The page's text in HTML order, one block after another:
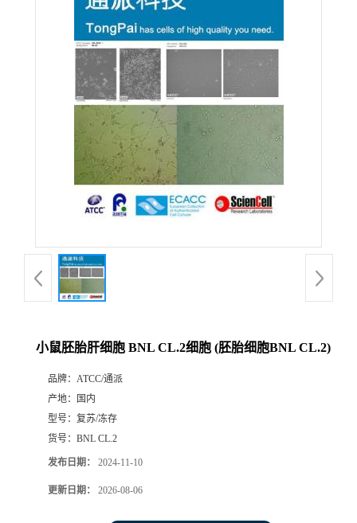
小鼠胚胎肝细胞 BNL CL.2细胞 (胚胎细胞BNL CL.2)
品牌： ATCC/通派
产地：
国内
型号： 复苏/冻存
货号： BNL CL.2
发布日期： 2024-11-10
更新日期： 2026-08-06